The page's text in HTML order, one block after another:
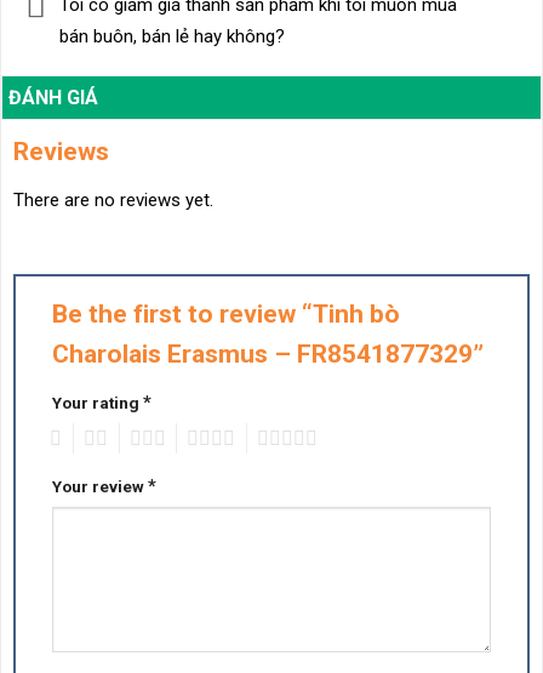
bán buôn, bán lẻ hay không?
ĐÁNH GIÁ
Reviews
There are no reviews yet.
Be the first to review “Tinh bò
Charolais Erasmus – FR8541877329”
Your rating *
Your review*